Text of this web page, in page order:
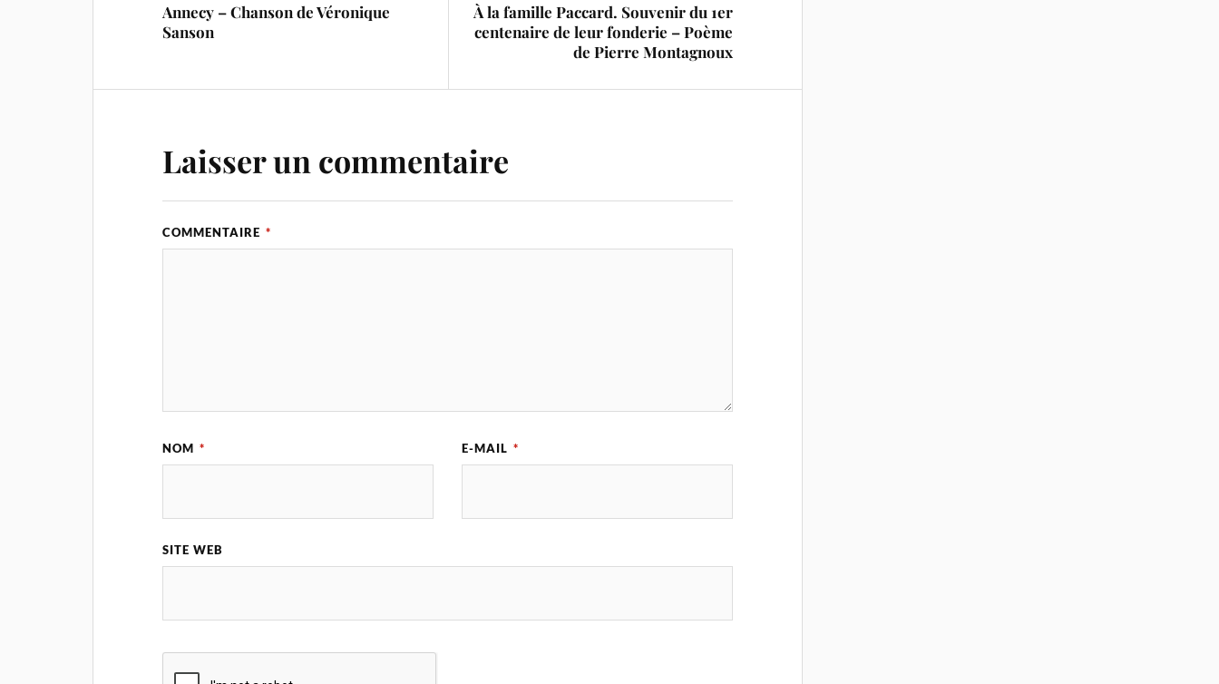
Annecy – Chanson de Véronique
Sanson
À la famille Paccard. Souvenir du 1er
centenaire de leur fonderie – Poème
de Pierre Montagnoux
Laisser un commentaire
COMMENTAIRE *
NOM * E-MAIL *
SITE WEB